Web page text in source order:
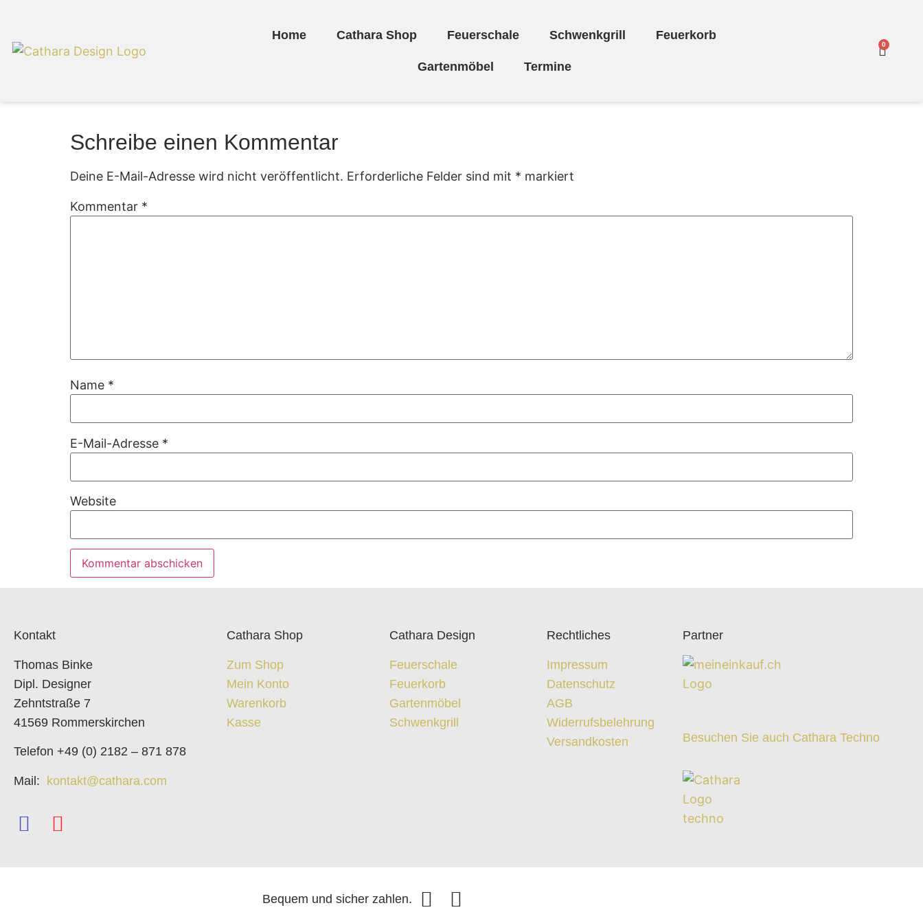
Home Cathara Shop Feuerschale Schwenkgrill Feuerkorb
Gartenmöbel Termine
0
Schreibe einen Kommentar
Deine E-Mail-Adresse wird nicht veröffentlicht. Erforderliche Felder sind mit * markiert
Kommentar *
Name *
E-Mail-Adresse *
Website
Kontakt
Thomas Binke
Dipl. Designer
Zehntstraße 7
41569 Rommerskirchen
Telefon +49 (0) 2182 – 871 878
Mail: kontakt@cathara.com
Cathara Shop
Zum Shop
Mein Konto
Warenkorb
Kasse
Cathara Design
Feuerschale
Feuerkorb
Gartenmöbel
Schwenkgrill
Rechtliches
Impressum
Datenschutz
AGB
Widerrufsbelehrung
Versandkosten
Partner
Besuchen Sie auch Cathara Techno
Bequem und sicher zahlen.